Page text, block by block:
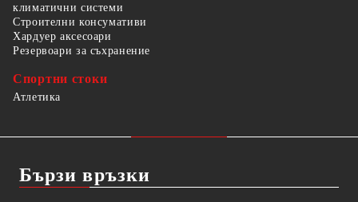
климатични системи
Строителни консумативи
Хардуер аксесоари
Резервоари за съхранение
Спортни стоки
Атлетика
Бързи връзки